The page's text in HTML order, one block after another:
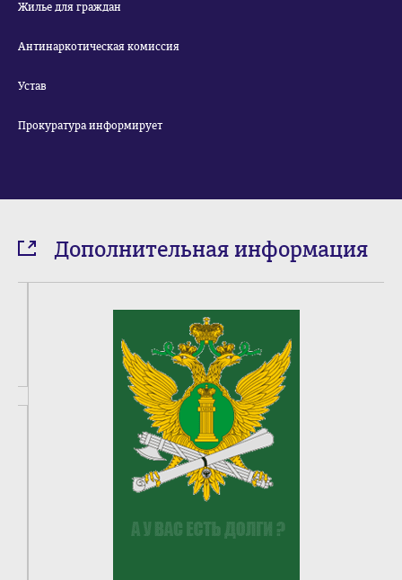
Жилье для граждан
Антинаркотическая комиссия
Устав
Прокуратура информирует
Дополнительная информация